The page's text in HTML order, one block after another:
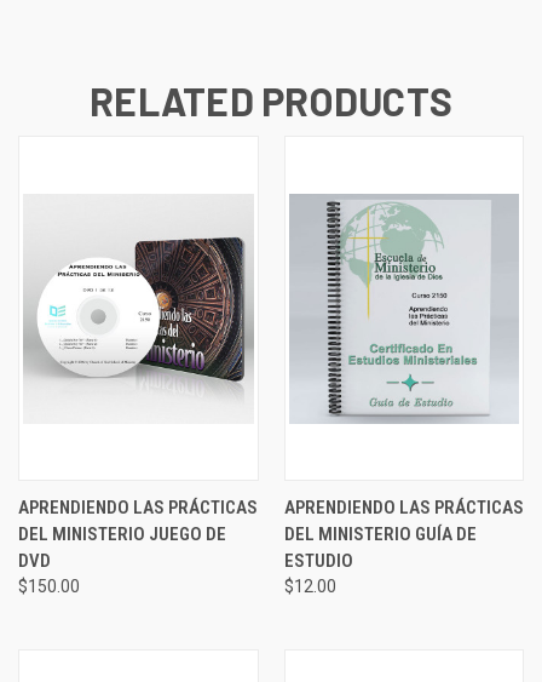
RELATED PRODUCTS
APRENDIENDO LAS PRÁCTICAS
DEL MINISTERIO JUEGO DE
DVD
$150.00
APRENDIENDO LAS PRÁCTICAS
DEL MINISTERIO GUÍA DE
ESTUDIO
$12.00